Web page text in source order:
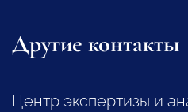
Другие контакты
Центр экспертизы и